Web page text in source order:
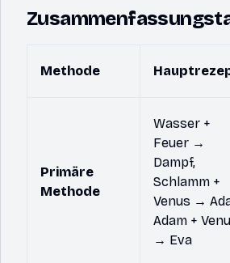
Methode
Primäre
Methode
Wasser +
Feuer →
Dampf,
Schlamm +
Venus →
Adam +
→ Eva